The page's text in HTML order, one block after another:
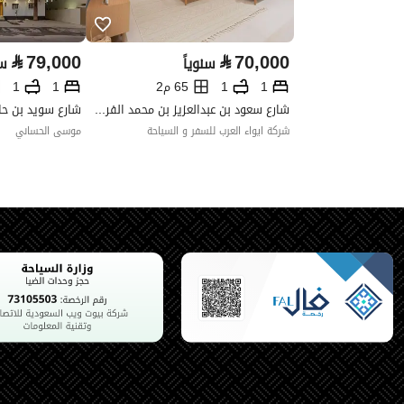
نوع العقار
فلل
خدمات العقار
كهرباء نعم
عمر العقار
جديد
عرض الشارع
20
رقم المخطط
247 / 2
رقم صك الملكية
160002804165
واجهة العقار
شرقية
⃁70,000 سنوياً
1
1
65 م2
شارع سعود بن عبدالعزيز بن محمد الفرعي، حي المحمدية، شمال الرياض، الرياض
شركة ايواء العرب للسفر و السياحة
⃁79,000
1
1
موسى الحساني